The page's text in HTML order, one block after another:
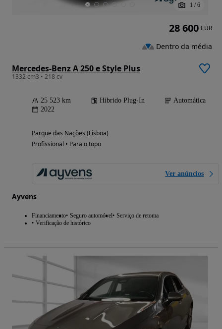
1 / 6
Mercedes-Benz A 250 e Style Plus
1332 cm3 • 218 cv
25 523 km Híbrido Plug-In
Automática
2022
Parque das Nações (Lisboa)
Profissional • Para o topo
Ver anúncios
Ayvens
Financiamento Seguro automóvel Serviço de retoma
Verificação de histórico
28 600 EUR
Dentro da média